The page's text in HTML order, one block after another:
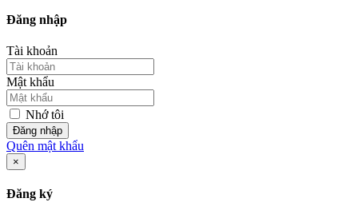
Đăng nhập
Tài khoản
Mật khẩu
Nhớ tôi
Đăng nhập
Quên mật khẩu
×
Đăng ký